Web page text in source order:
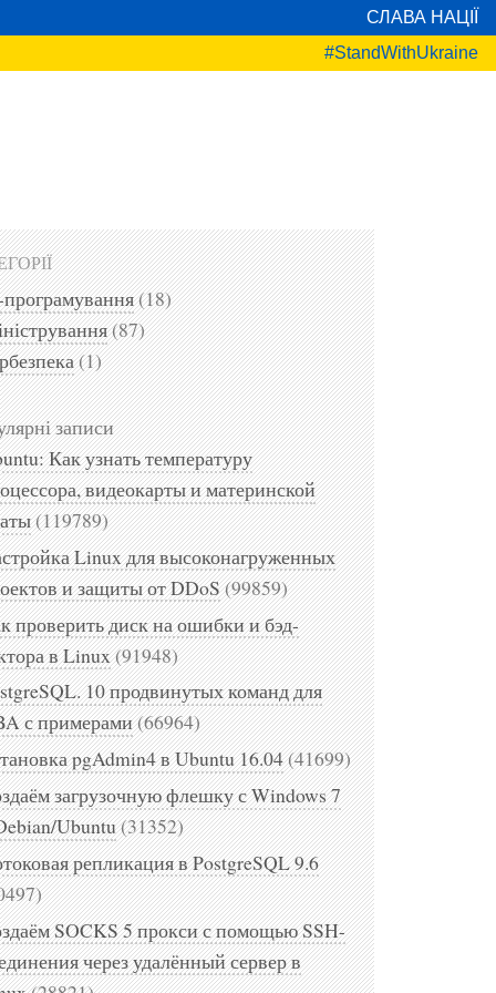
СЛАВА НАЦІЇ
#StandWithUkraine
(18)
(87)
(1)
записи
Как узнать температуру
видеокарты и материнской
(119789)
Linux для высоконагруженных
и защиты от DDoS(99859)
проверить диск на ошибки и бэд-
в Linux(91948)
10 продвинутых команд для
с примерами(66964)
pgAdmin4 в Ubuntu 16.04(41699)
загрузочную флешку с Windows 7
Ubuntu(31352)
репликация в PostgreSQL 9.6
SOCKS 5 прокси с помощью SSH-
через удалённый сервер в